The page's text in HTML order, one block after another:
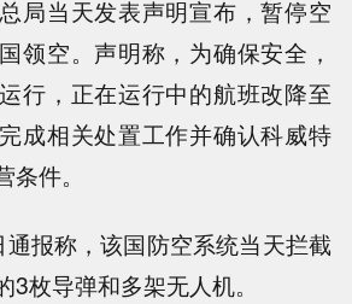
当天发表声明宣布，暂停空
领空。声明称，为确保安全，
行，正在运行中的航班改降至
成相关处置工作并确认科威特
件。
报称，该国防空系统当天拦截
枚导弹和多架无人机。